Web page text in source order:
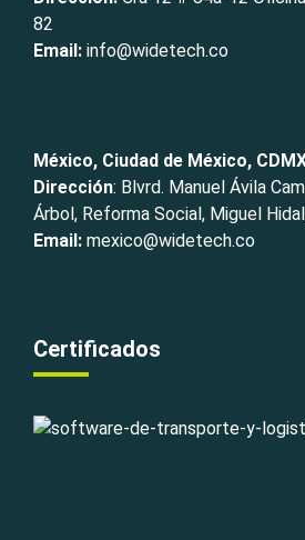
82
Email: info@widetech.co
México, Ciudad de México,
Dirección: Blvrd. Manuel Ávila
Árbol, Reforma Social, Miguel
Email: mexico@widetech.co
Certificados